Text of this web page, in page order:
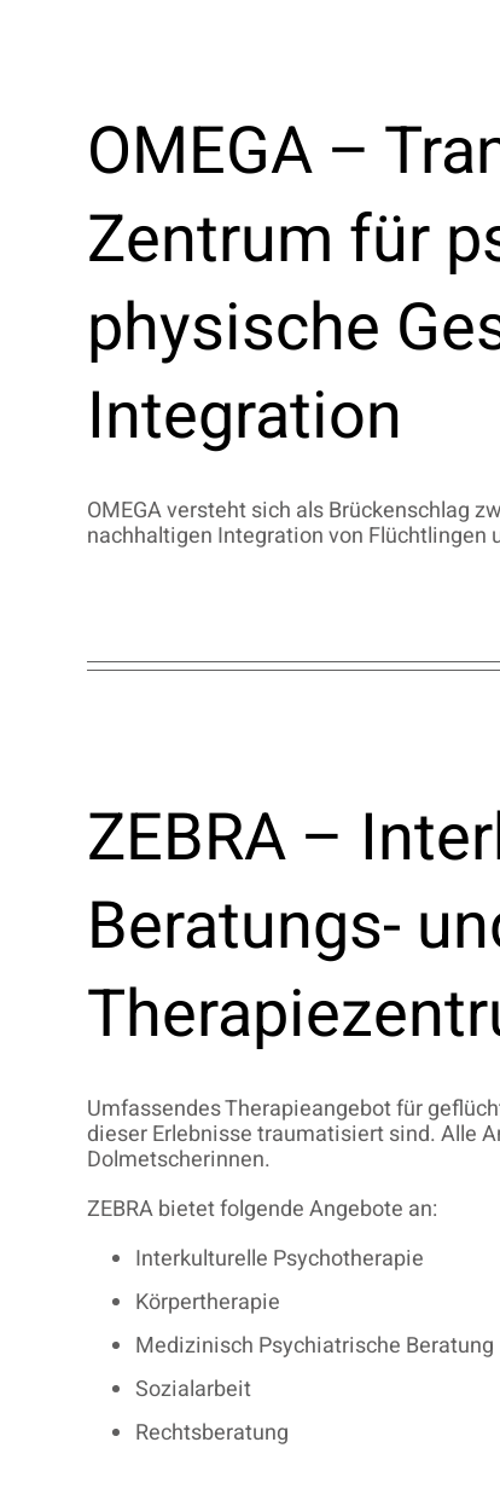
OMEGA –
Zentrum für
physische
Integration
OMEGA versteht sich als Brückenschlag
nachhaltigen Integration von
ZEBRA –
Beratungs-
Umfassendes Therapieangebot für
dieser Erlebnisse traumatisiert sind. Alle
Dolmetscherinnen.
ZEBRA bietet folgende Angebote an:
Interkulturelle Psychotherapie
Körpertherapie
Medizinisch Psychiatrische Beratung
Sozialarbeit
Rechtsberatung